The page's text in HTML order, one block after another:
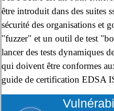
être introduit dans des suites
sécurité des organisations et
"fuzzer" et un outil de test
lancer des tests dynamiques
qui doivent être conformes
guide de certification EDSA